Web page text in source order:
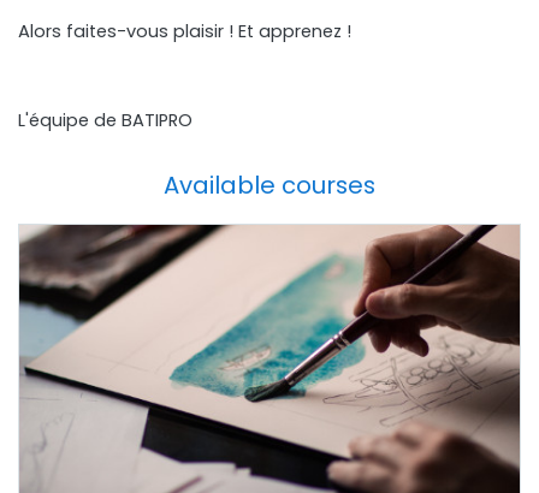
Alors faites-vous plaisir ! Et apprenez !
L'équipe de BATIPRO
Available courses